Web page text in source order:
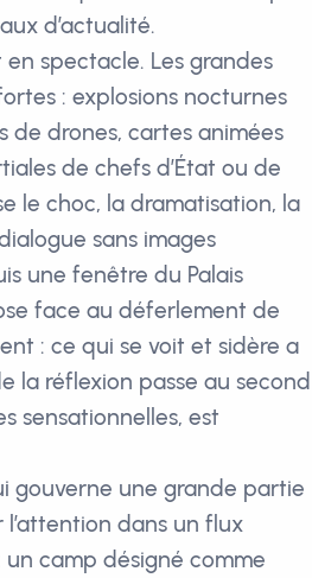
d’actualité.
spectacle. Les grandes
: explosions nocturnes
de drones, cartes animées
de chefs d’État ou de
le choc, la dramatisation, la
sans images
une fenêtre du Palais
face au déferlement de
: ce qui se voit et sidère a
la réflexion passe au second
sensationnelles, est
gouverne une grande partie
dans un flux
camp désigné comme